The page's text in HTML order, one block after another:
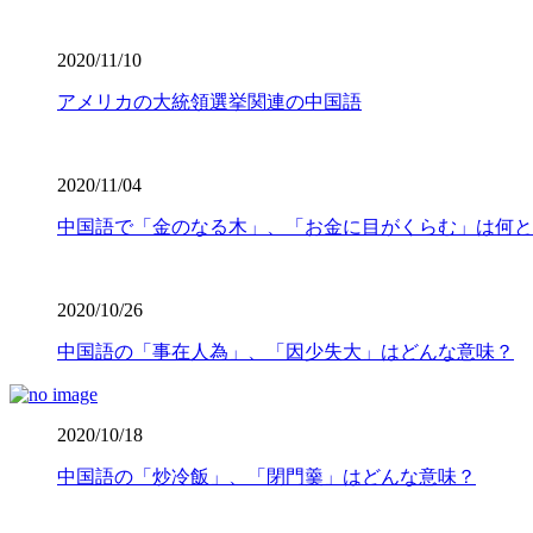
2020/11/10
アメリカの大統領選挙関連の中国語
2020/11/04
中国語で「金のなる木」、「お金に目がくらむ」は何
2020/10/26
中国語の「事在人為」、「因少失大」はどんな意味？
2020/10/18
中国語の「炒冷飯」、「閉門羹」はどんな意味？